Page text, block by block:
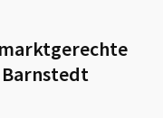
Barnstedt